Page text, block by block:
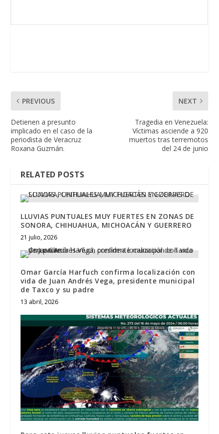
PREVIOUS
Detienen a presunto
implicado en el caso de la
periodista de Veracruz
Roxana Guzmán.
NEXT
Tragedia en Venezuela:
Víctimas asciende a 920
muertos tras terremotos
del 24 de junio
RELATED POSTS
LLUVIAS PUNTUALES MUY FUERTES EN ZONAS DE
SONORA, CHIHUAHUA, MICHOACÁN Y GUERRERO
21 julio, 2026
Omar García Harfuch confirma localización con
vida de Juan Andrés Vega, presidente municipal
de Taxco y su padre
13 abril, 2026